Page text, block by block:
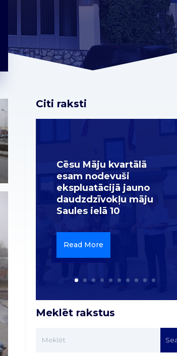
Citi raksti
Cēsu Māju kvartālā
esam nodevuši
ekspluatācijā jauno
daudzdzīvokļu māju
Saules ielā 10
Read More
Meklēt rakstus